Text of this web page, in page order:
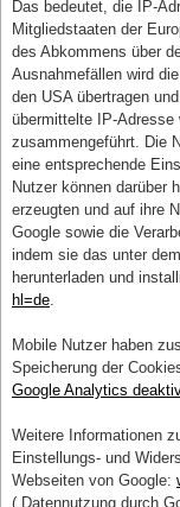
Das bedeutet, die IP-
Mitgliedstaaten der
des Abkommens über
Ausnahmefällen wird
den USA übertragen
übermittelte IP-Adresse
zusammengeführt. Die
eine entsprechende
Nutzer können darüber
erzeugten und auf ihre
Google sowie die
indem sie das unter
herunterladen und
hl=de.
Mobile Nutzer haben
Speicherung der
Google Analytics
Weitere Informationen
Einstellungs- und
Webseiten von Google:
(„Datennutzung durch